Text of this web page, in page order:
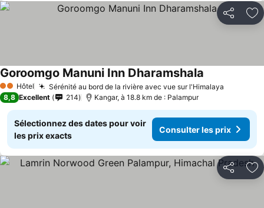
Partager
2 Étoiles
Hôtel Sérénité au bord de la rivière avec vue sur l'Himalaya
Goroomgo Manuni Inn Dharamshala
8,8 Excellent 214 Kangar, à 18.8 km de : Palampur
Sélectionnez des dates pour voir
les prix exacts
Consulter les prix
Partager